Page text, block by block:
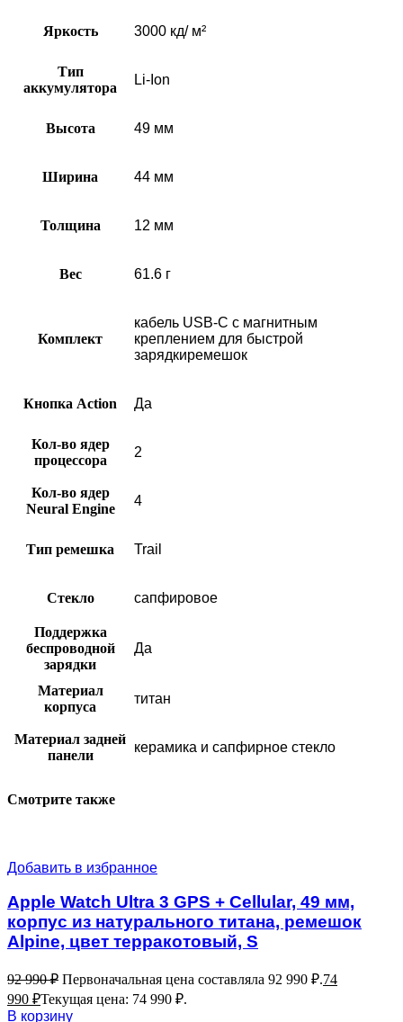
Яркость 3000 кд/ м²
Тип
аккумулятора
Li-Ion
Высота 49 мм
Ширина 44 мм
Толщина 12 мм
Вес 61.6 г
Комплект
кабель USB‑C с магнитным
креплением для быстрой
зарядкиремешок
Кнопка Action Да
Кол-во ядер
процессора
2
Кол-во ядер
Neural Engine
4
Тип ремешка Trail
Стекло сапфировое
Поддержка
беспроводной
зарядки
Да
Материал
корпуса
титан
Материал задней
панели
керамика и сапфирное стекло
Смотрите также
Добавить в избранное
Apple Watch Ultra 3 GPS + Cellular, 49 мм,
корпус из натурального титана, ремешок
Alpine, цвет терракотовый, S
92 990₽ Первоначальная цена составляла 92 990 ₽.74
990 ₽Текущая цена: 74 990 ₽.
В корзину